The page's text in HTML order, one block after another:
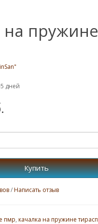
на пружине
дней
Купить
/Написать отзыв
пмр, качалка на пружине